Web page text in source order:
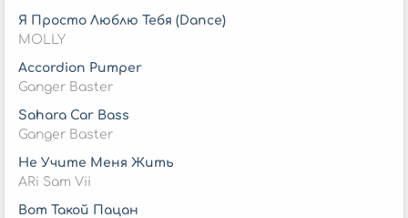
Я Просто Люблю Тебя (Dance)
MOLLY
Accordion Pumper
Ganger Baster
Sahara Car Bass
Ganger Baster
Не Учите Меня Жить
ARi Sam Vii
Вот Такой Пацан